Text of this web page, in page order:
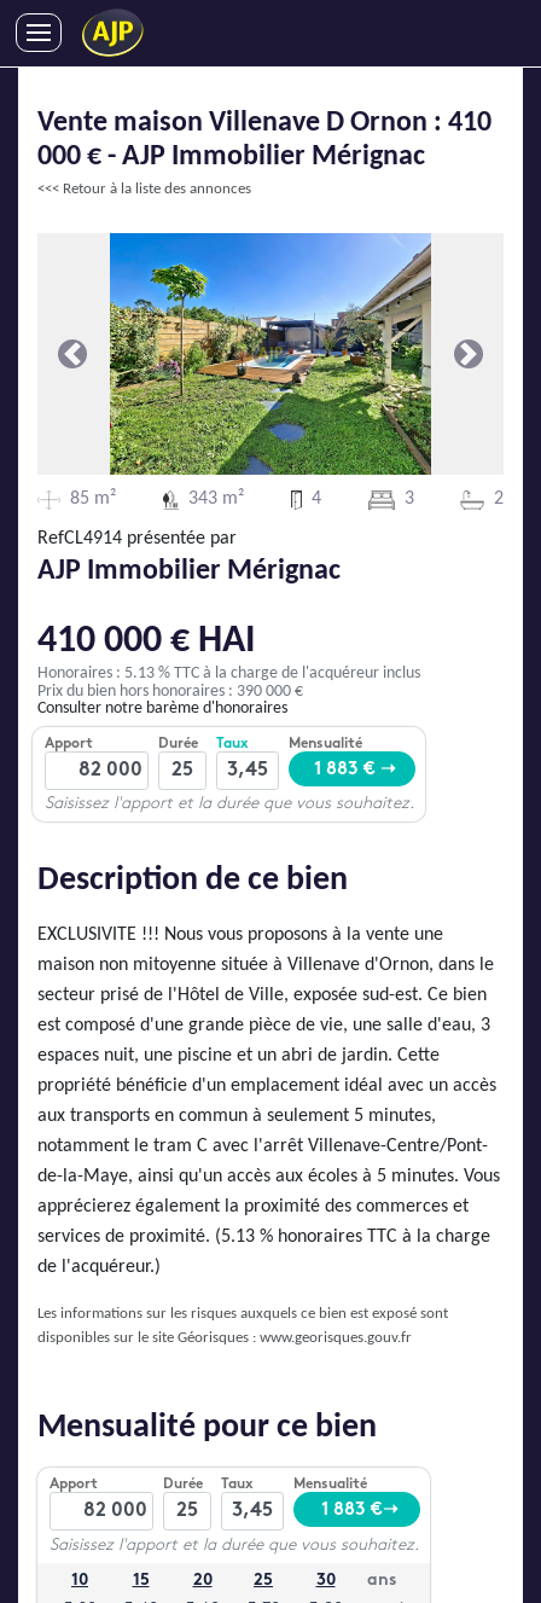
VENTES
LOCATIONS
GESTION LOCATIVE
IMMOBILIER NEUF
LOCATIONS DE VACANCES
ENTREPRISES
DEVENIR FRANCHISÉ
AJP Recrute
AJP Actualités
Service Qualité Clients
Vente maison Villenave D Ornon : 410
000 € - AJP Immobilier Mérignac
<<< Retour à la liste des annonces
Précédente Suivante
85 m² 343 m² 4 3 2
RefCL4914 présentée par
AJP Immobilier Mérignac
410 000 € HAI
Honoraires : 5.13 % TTC à la charge de l'acquéreur inclus
Prix du bien hors honoraires : 390 000 €
Consulter notre barème d'honoraires
Description de ce bien
EXCLUSIVITE !!! Nous vous proposons à la vente une
maison non mitoyenne située à Villenave d'Ornon, dans le
secteur prisé de l'Hôtel de Ville, exposée sud-est. Ce bien
est composé d'une grande pièce de vie, une salle d'eau, 3
espaces nuit, une piscine et un abri de jardin. Cette
propriété bénéficie d'un emplacement idéal avec un accès
aux transports en commun à seulement 5 minutes,
notamment le tram C avec l'arrêt Villenave-Centre/Pont-
de-la-Maye, ainsi qu'un accès aux écoles à 5 minutes. Vous
apprécierez également la proximité des commerces et
services de proximité. (5.13 % honoraires TTC à la charge
de l'acquéreur.)
Les informations sur les risques auxquels ce bien est exposé sont
disponibles sur le site Géorisques : www.georisques.gouv.fr
Mensualité pour ce bien